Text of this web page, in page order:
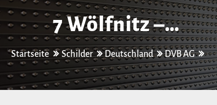
7 Wölfnitz –
Weixdorf
Startseite Schilder Deutschland DVB AG